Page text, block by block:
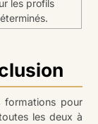
les profils
formations pour
les deux à